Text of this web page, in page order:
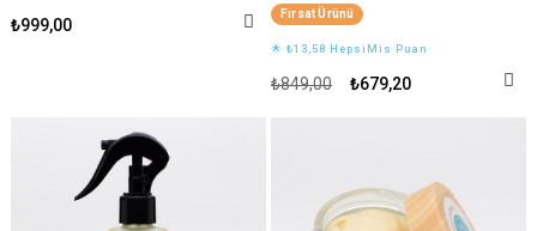
₺999,00
Fırsat Ürünü
🌟 ₺13,58 HepsiMis Puan
₺679,20
₺849,00